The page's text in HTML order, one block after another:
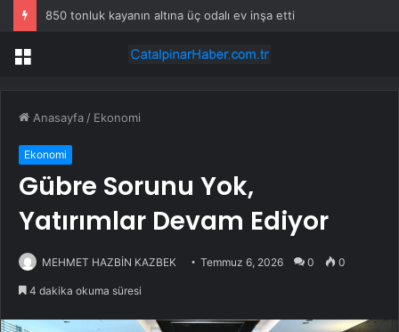
850 tonluk kayanın altına üç odalı ev inşa etti
Menü
Anasayfa / Ekonomi
Ekonomi
Gübre Sorunu Yok,
Yatırımlar Devam Ediyor
MEHMET HAZBİN KAZBEK Temmuz 6, 2026 0 0
4 dakika okuma süresi